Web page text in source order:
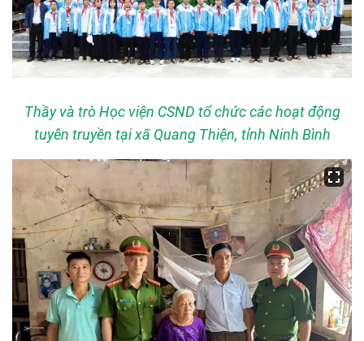
Thầy và trò Học viện CSND tổ chức các hoạt động
tuyên truyền tại xã Quang Thiện, tỉnh Ninh Bình